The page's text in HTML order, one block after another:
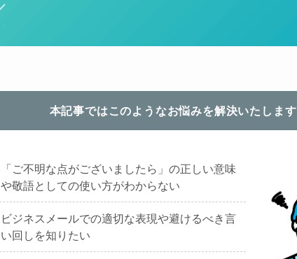
本記事ではこのようなお悩みを解決いたします
「ご不明な点がございましたら」の正しい意味
や敬語としての使い方がわからない
ビジネスメールでの適切な表現や避けるべき言
い回しを知りたい